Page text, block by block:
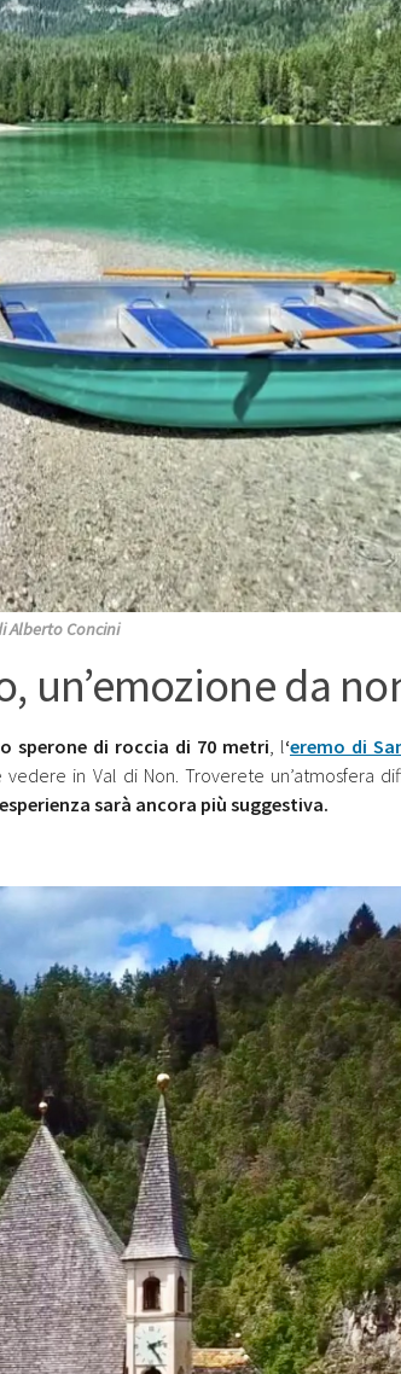
Alberto Concini
un’emozione da
sperone di roccia di 70 metri, l‘eremo di
in Val di Non. Troverete un’atmosfera
sarà ancora più suggestiva.